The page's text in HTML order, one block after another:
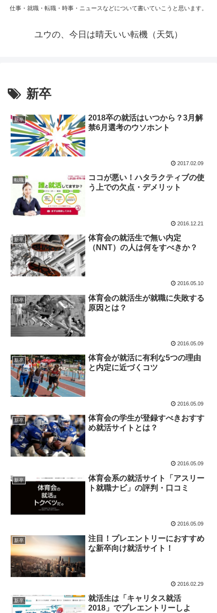
仕事・就職・転職・時事・ニュースなどについて書いていこうと思います。
ユウの、今日は晴天いい転機（天気）
新卒
新卒
2018卒の就活はいつから？3月解
禁6月選考のウソホント
2017.02.09
転職
ココが悪い！ハタラクティブの使
う上での欠点・デメリット
2016.12.21
新卒
体育会の就活生で無い内定
（NNT）の人は何をすべきか？
2016.05.10
新卒
体育会の就活生が就職に失敗する
原因とは？
2016.05.09
新卒
体育会が就活に有利な5つの理由
と内定に近づくコツ
2016.05.09
新卒
体育会の学生が登録すべきおすす
め就活サイトとは？
2016.05.09
新卒
体育会系の就活サイト「アスリー
ト就職ナビ」の評判・口コミ
2016.05.09
新卒
注目！プレエントリーにおすすめ
な新卒向け就活サイト！
2016.02.29
新卒
就活生は「キャリタス就活
2018」でプレエントリーしよ